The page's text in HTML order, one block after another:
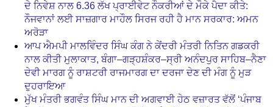
ਦੇ ਨਿਵੇਸ਼ ਨਾਲ 6.36 ਲੱਖ ਪ੍ਰਾਈਵੇਟ ਨੌਕਰੀਆਂ ਦੇ ਮੌਕੇ ਪੈਦਾ ਕੀਤੇ:
ਨੌਜਵਾਨਾਂ ਲਈ ਸਾਜ਼ਗਾਰ ਮਾਹੌਲ ਸਿਰਜ ਰਹੀ ਹੈ ਮਾਨ ਸਰਕਾਰ: ਅਮਨ
ਅਰੋੜਾ
ਆਪ ਐਮਪੀ ਮਾਲਵਿੰਦਰ ਸਿੰਘ ਕੰਗ ਨੇ ਕੇਂਦਰੀ ਮੰਤਰੀ ਨਿਤਿਨ ਗਡਕਰੀ
ਨਾਲ ਕੀਤੀ ਮੁਲਾਕਾਤ, ਬੰਗਾ–ਗੜ੍ਹਸ਼ੰਕਰ–ਸ੍ਰੀ ਅਨੰਦਪੁਰ ਸਾਹਿਬ–ਨੈਣਾ
ਦੇਵੀ ਮਾਰਗ ਨੂੰ ਰਾਸ਼ਟਰੀ ਰਾਜਮਾਰਗ ਦਾ ਦਰਜਾ ਦੇਣ ਦੀ ਮੰਗ ਨੂੰ ਮੁੜ
ਦੁਹਰਾਇਆ
ਮੁੱਖ ਮੰਤਰੀ ਭਗਵੰਤ ਸਿੰਘ ਮਾਨ ਦੀ ਅਗਵਾਈ ਹੇਠ ਵਜ਼ਾਰਤ ਵੱਲੋਂ ‘ਪੰਜਾਬ